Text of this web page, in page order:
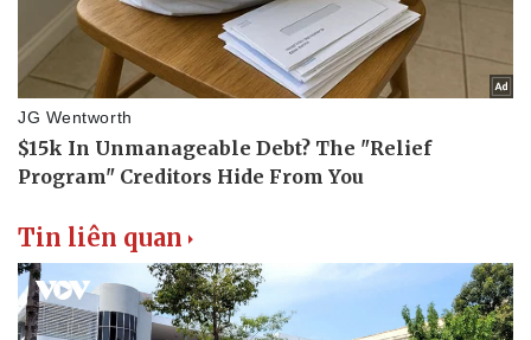
Tin liên quan